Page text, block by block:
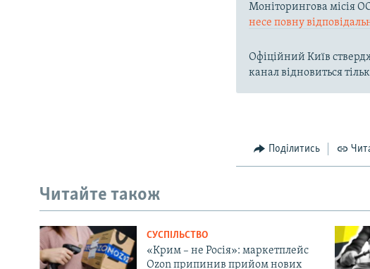
Моніторингова місія
несе повну
Офіційний Київ
канал відновиться
Поділитись
Читайте також
СУСПІЛЬСТВО
«Крим – не Росія»: маркетплейс
Ozon припинив прийом нових